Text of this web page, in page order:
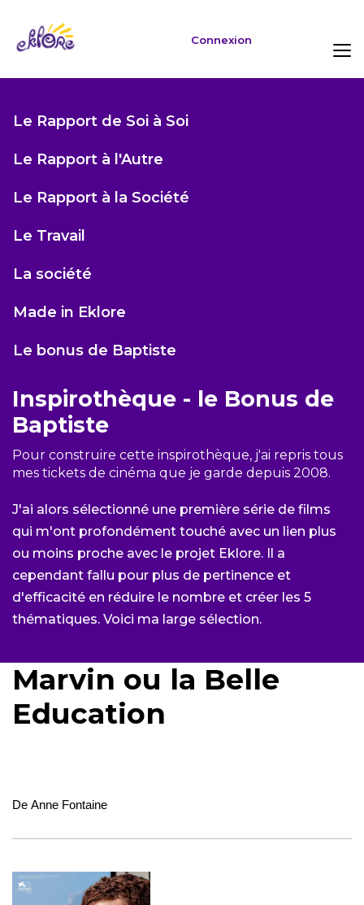
Connexion
Le Rapport de Soi à Soi
Le Rapport à l'Autre
Le Rapport à la Société
Le Travail
La société
Made in Eklore
Le bonus de Baptiste
Inspirothèque - le Bonus de
Baptiste
Pour construire cette inspirothèque, j'ai repris tous
mes tickets de cinéma que je garde depuis 2008.
J'ai alors sélectionné une première série de films
qui m'ont profondément touché avec un lien plus
ou moins proche avec le projet Eklore. Il a
cependant fallu pour plus de pertinence et
d'efficacité en réduire le nombre et créer les 5
thématiques. Voici ma large sélection.
Marvin ou la Belle
Education
De Anne Fontaine